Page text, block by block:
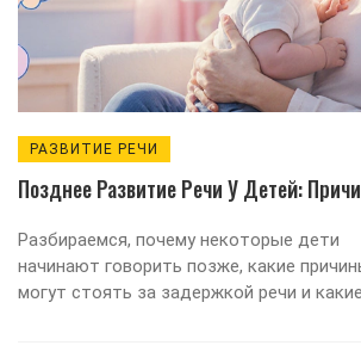
РАЗВИТИЕ РЕЧИ
Позднее Развитие Речи У Детей:
Разбираемся, почему некоторые дети
начинают говорить позже, какие
могут стоять за задержкой речи и